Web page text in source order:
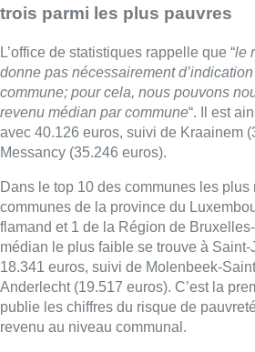
trois parmi les plus pauvres
L’office de statistiques rappelle que “le
donne pas nécessairement
commune; pour cela, nous pouvons
revenu médian par commune“. Il est
avec 40.126 euros, suivi de Kraainem
Messancy (35.246 euros).
Dans le top 10 des communes les plus
communes de la province du
flamand et 1 de la Région de
médian le plus faible se trouve à
18.341 euros, suivi de Molenbeek-
Anderlecht (19.517 euros). C’est la
publie les chiffres du risque de
revenu au niveau communal.